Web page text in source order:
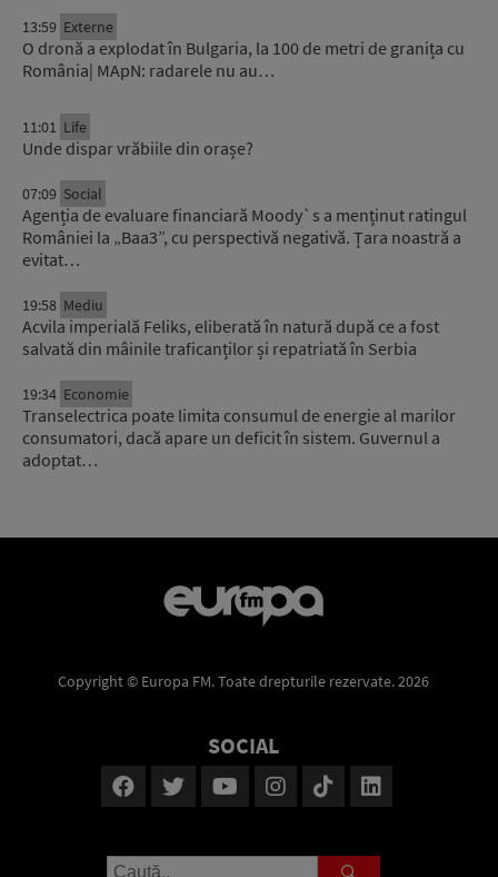
13:59 Externe
O dronă a explodat în Bulgaria, la 100 de metri de granița cu
România| MApN: radarele nu au…
11:01 Life
Unde dispar vrăbiile din orașe?
07:09 Social
Agenția de evaluare financiară Moody`s a menținut ratingul
României la „Baa3”, cu perspectivă negativă. Țara noastră a
evitat…
19:58 Mediu
Acvila imperială Feliks, eliberată în natură după ce a fost
salvată din mâinile traficanților și repatriată în Serbia
19:34 Economie
Transelectrica poate limita consumul de energie al marilor
consumatori, dacă apare un deficit în sistem. Guvernul a
adoptat…
Copyright © Europa FM. Toate drepturile rezervate. 2026
SOCIAL